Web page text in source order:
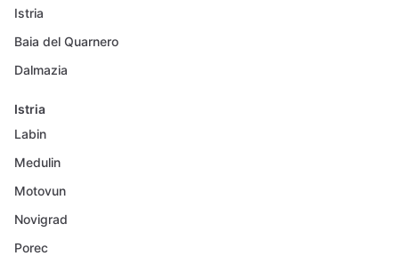
Istria
Baia del Quarnero
Dalmazia
Istria
Labin
Medulin
Motovun
Novigrad
Porec